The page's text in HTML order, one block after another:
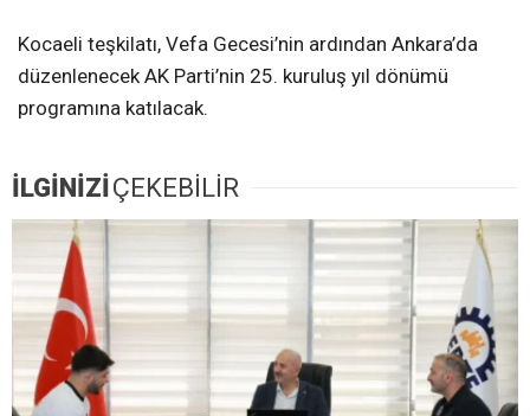
Kocaeli teşkilatı, Vefa Gecesi’nin ardından Ankara’da
düzenlenecek AK Parti’nin 25. kuruluş yıl dönümü
programına katılacak.
İLGİNİZİÇEKEBİLİR